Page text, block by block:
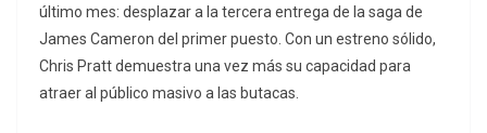
último mes: desplazar a la tercera entrega de la saga de
James Cameron del primer puesto. Con un estreno sólido,
Chris Pratt demuestra una vez más su capacidad para
atraer al público masivo a las butacas.